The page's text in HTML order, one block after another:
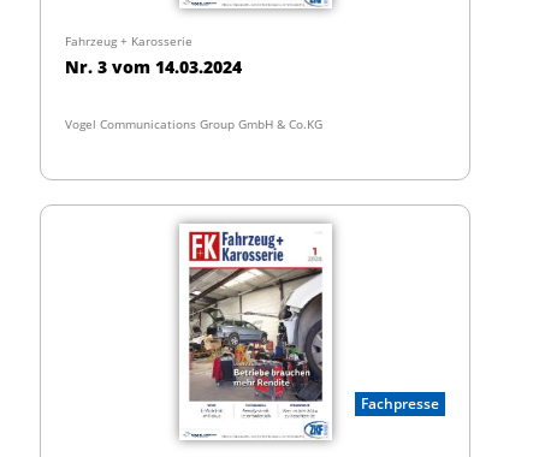
Fahrzeug + Karosserie
Nr. 3 vom 14.03.2024
Vogel Communications Group GmbH & Co.KG
Fachpresse